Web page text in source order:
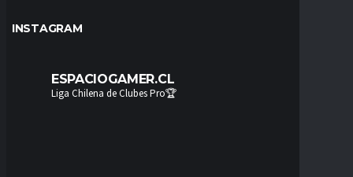
INSTAGRAM
ESPACIOGAMER.CL
Liga Chilena de Clubes Pro🏆